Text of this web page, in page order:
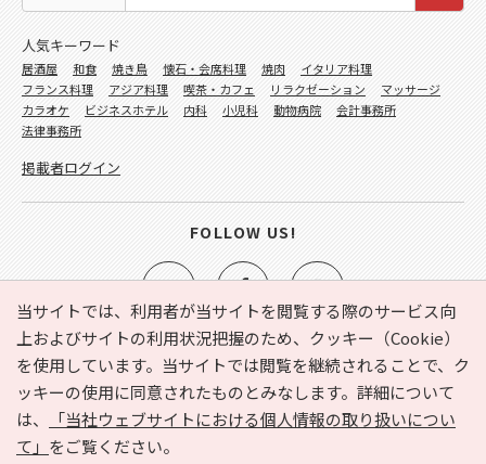
当サイトでは、利用者が当サイトを閲覧する際のサービス向
上およびサイトの利用状況把握のため、クッキー（Cookie）
を使用しています。当サイトでは閲覧を継続されることで、ク
ッキーの使用に同意されたものとみなします。詳細について
は、
「当社ウェブサイトにおける個人情報の取り扱いについ
て」 をご覧ください。
e-NAVITA（イーナビタ）とは？ お気に入り
ヘルプ
利用規約
個人情報の取り扱いについて
運営会社
サイトマップ
広告掲載に関するお問い合わせ
人気キーワード
居酒屋 和食 焼き鳥 懐石・会席料理 焼肉
イタリア料理
フランス料理
アジア料理 喫茶・カフェ リラクゼーション
マッサージ
カラオケ
ビジネスホテル 内科 小児科 動物病院
会計事務所
法律事務所
掲載者ログイン
FOLLOW US!